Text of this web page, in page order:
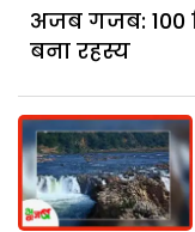
अजब गजब: 100
बना रहस्य